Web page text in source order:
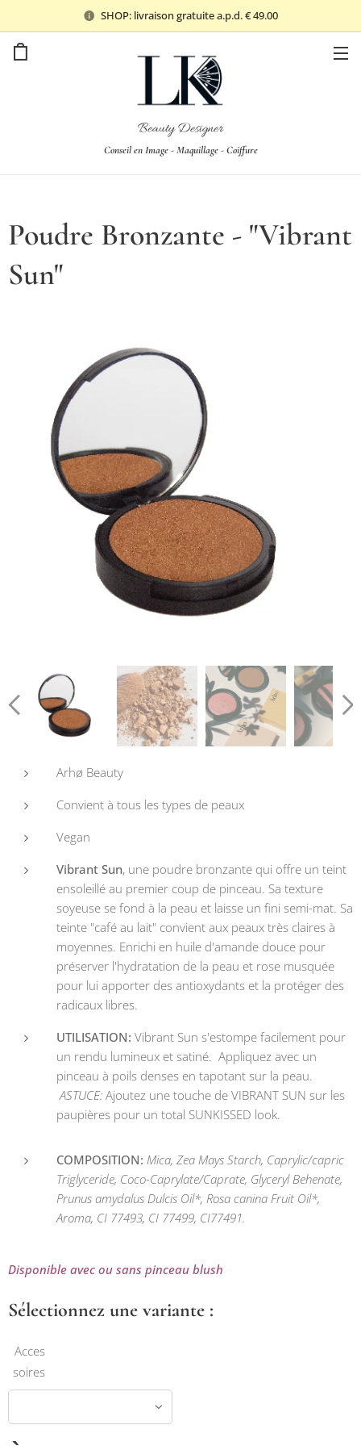
SHOP: livraison gratuite a.p.d. € 49.00
Beauty Designer
Conseil en Image - Maquillage - Coiffure
Poudre Bronzante - "Vibrant
Sun"
Arhø Beauty
Convient à tous les types de peaux
Vegan
Vibrant Sun, une poudre bronzante qui offre un teint
ensoleillé au premier coup de pinceau. Sa texture
soyeuse se fond à la peau et laisse un fini semi-mat. Sa
teinte "café au lait" convient aux peaux très claires à
moyennes. Enrichi en huile d'amande douce pour
préserver l'hydratation de la peau et rose musquée
pour lui apporter des antioxydants et la protéger des
radicaux libres.
UTILISATION: Vibrant Sun s'estompe facilement pour
un rendu lumineux et satiné. Appliquez avec un
pinceau à poils denses en tapotant sur la peau.
ASTUCE: Ajoutez une touche de VIBRANT SUN sur les
paupières pour un total SUNKISSED look.
COMPOSITION: Mica, Zea Mays Starch, Caprylic/capric
Triglyceride, Coco-Caprylate/Caprate, Glyceryl Behenate,
Prunus amydalus Dulcis Oil*, Rosa canina Fruit Oil*,
Aroma, CI 77493, CI 77499, CI77491.
Disponible avec ou sans pinceau blush
Sélectionnez une variante :
Acces
soires